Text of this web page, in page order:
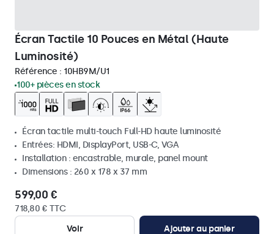
Écran Tactile 10 Pouces en Métal (Haute
Luminosité)
Référence : 10HB9M/U1
100+ pièces en stock
Écran tactile multi-touch Full-HD haute luminosité
Entrées: HDMI, DisplayPort, USB-C, VGA
Installation : encastrable, murale, panel mount
Dimensions : 260 x 178 x 37 mm
599,00 €
718,80 € TTC
Voir
Ajouter au panier